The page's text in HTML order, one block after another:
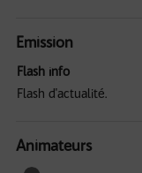
Emission
Flash info
Flash d'actualité.
Animateurs